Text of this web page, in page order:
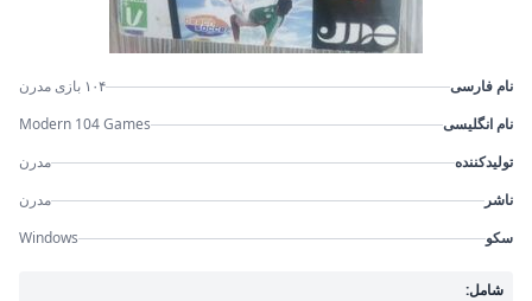
نام فارسی
۱۰۴ بازی مدرن
نام انگلیسی
Modern 104 Games
تولیدکننده
مدرن
ناشر
مدرن
سکو
Windows
شامل: